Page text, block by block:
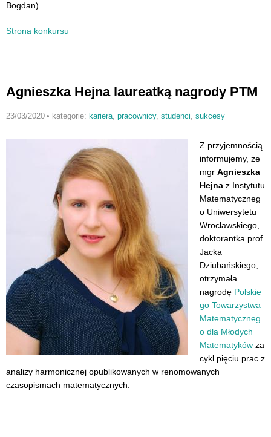
Bogdan).
Strona konkursu
Agnieszka Hejna laureatką nagrody PTM
23/03/2020 • kategorie: kariera, pracownicy, studenci sukcesy
Z przyjemnością
informujemy, że
mgr Agnieszka
Hejna z Instytutu
Matematyczneg
o Uniwersytetu
Wrocławskiego,
doktorantka prof.
Jacka
Dziubańskiego,
otrzymała
nagrodę Polskie
go Towarzystwa
Matematyczneg
o dla Młodych
Matematyków za
cykl pięciu prac z
analizy harmonicznej opublikowanych w renomowanych
czasopismach matematycznych.